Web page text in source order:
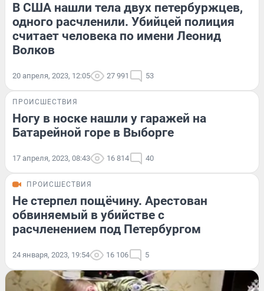
В США нашли тела двух петербуржцев,
одного расчленили. Убийцей полиция
считает человека по имени Леонид
Волков
20 апреля, 2023, 12:05 27 991 53
ПРОИСШЕСТВИЯ
Ногу в носке нашли у гаражей на
Батарейной горе в Выборге
17 апреля, 2023, 08:43 16 814 40
ПРОИСШЕСТВИЯ
Не стерпел пощёчину. Арестован
обвиняемый в убийстве с
расчленением под Петербургом
24 января, 2023, 19:54 16 106 5